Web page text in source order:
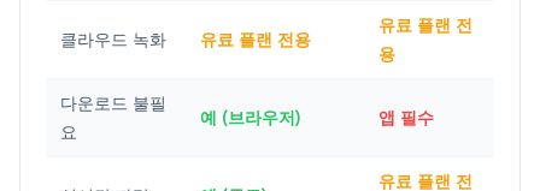
클라우드 녹화 유료 플랜 전용
유료 플랜 전
용
다운로드 불필
요
예 (브라우저) 앱 필수
유료 플랜 전